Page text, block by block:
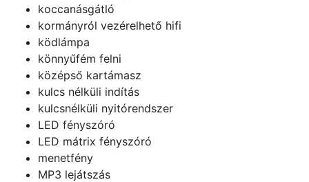
koccanásgátló
kormányról vezérelhető hifi
ködlámpa
könnyűfém felni
középső kartámasz
kulcs nélküli indítás
kulcsnélküli nyitórendszer
LED fényszóró
LED mátrix fényszóró
menetfény
MP3 lejátszás